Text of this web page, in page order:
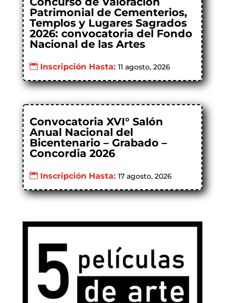
Patrimonial de Cementerios,
Templos y Lugares Sagrados
2026: convocatoria del Fondo
Nacional de las Artes
Inscripción Hasta: 11 agosto, 2026
Convocatoria XVI° Salón
Anual Nacional del
Bicentenario – Grabado –
Concordia 2026
Inscripción Hasta: 17 agosto, 2026